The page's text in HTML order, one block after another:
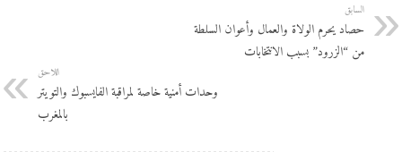
السابق
حصاد يحرم الولاة والعمال وأعوان السلطة
من “الزرود” بسبب الانتخابات
اللاحق
وحدات أمنية خاصة لمراقبة الفايسبوك والتويتر
بالمغرب